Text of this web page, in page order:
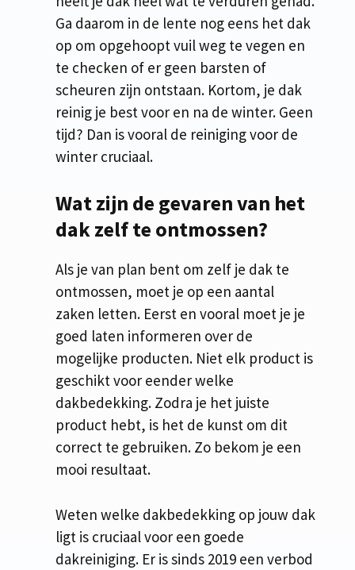
Ga daarom in de lente nog eens het dak
op om opgehoopt vuil weg te vegen en
te checken of er geen barsten of
scheuren zijn ontstaan. Kortom, je dak
reinig je best voor en na de winter. Geen
tijd? Dan is vooral de reiniging voor de
winter cruciaal.
Wat zijn de gevaren van het
dak zelf te ontmossen?
Als je van plan bent om zelf je dak te
ontmossen, moet je op een aantal
zaken letten. Eerst en vooral moet je je
goed laten informeren over de
mogelijke producten. Niet elk product is
geschikt voor eender welke
dakbedekking. Zodra je het juiste
product hebt, is het de kunst om dit
correct te gebruiken. Zo bekom je een
mooi resultaat.
Weten welke dakbedekking op jouw dak
ligt is cruciaal voor een goede
dakreiniging. Er is sinds 2019 een verbod